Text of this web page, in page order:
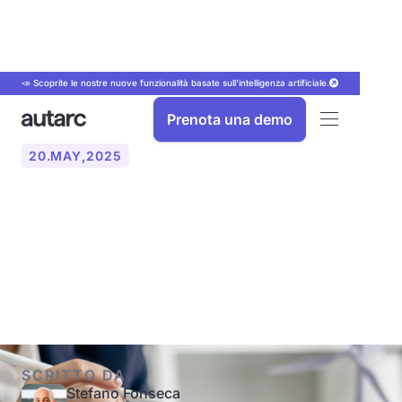
📣 Scoprite le nostre nuove funzionalità basate sull'intelligenza artificiale.
Prenota una demo
20.MAY,2025
SCRITTO DA
Stefano Fonseca